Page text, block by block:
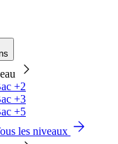
+2
+3
+5
les niveaux